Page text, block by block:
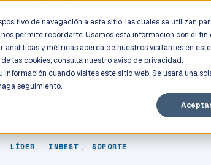
de navegación a este sitio, las cuales se utilizan
permite recordarte. Usamos esta información con el
analíticas y métricas acerca de nuestros visitantes en
las cookies, consulta nuestro aviso de privacidad.
información cuando visites este sitio web. Se usará una
seguimiento.
LÍDER INBEST SOPORTE